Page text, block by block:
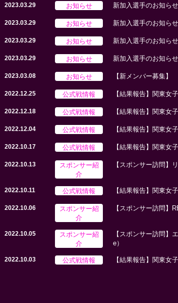
2023.03.29 お知らせ 新加入選手のお知ら
2023.03.29 お知らせ 新加入選手のお知ら
2023.03.29 お知らせ 新加入選手のお知ら
2023.03.29 お知らせ 新加入選手のお知ら
2023.03.08 お知らせ 【新メンバー募集】
2022.12.25 公式戦情報 【結果報告】関東女
2022.12.18 公式戦情報 【結果報告】関東女
2022.12.04 公式戦情報 【結果報告】関東女
2022.10.17 公式戦情報 【結果報告】関東女
2022.10.13
スポンサー紹
介
【スポンサー訪問】
2022.10.11 公式戦情報 【結果報告】関東女
2022.10.06
スポンサー紹
介
【スポンサー訪問】
2022.10.05
スポンサー紹
介
【スポンサー訪問】
e）
2022.10.03 公式戦情報 【結果報告】関東女